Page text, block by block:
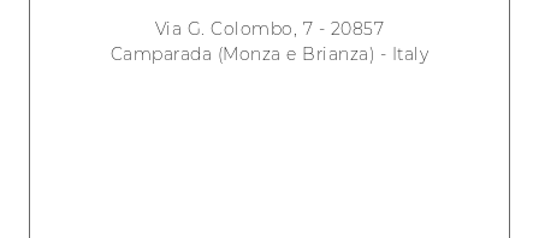
Via G. Colombo, 7 - 20857
Camparada (Monza e Brianza) - Italy